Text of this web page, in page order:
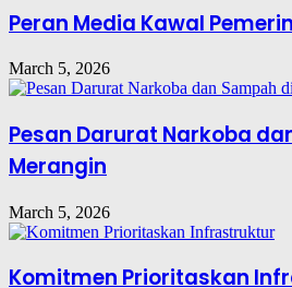
Peran Media Kawal
March 5, 2026
Pesan Darurat Narkoba
Merangin
March 5, 2026
Komitmen Prioritaskan